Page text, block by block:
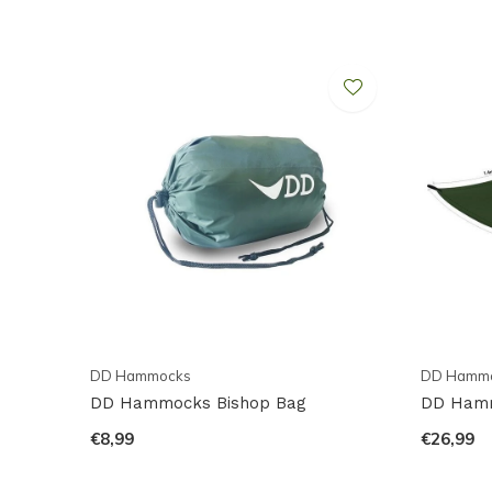
maakt het mogelijk om in een oogopslag te kunnen
vervolgens wordt vastgezet met de daarvoor
geleverd met draagriem.
De mogelijkheden voor het gebruik zijn eindeloos.
extreme omstandigheden.
1x Dry Bag 5 liter
1x draagriem
DD Hammocks
DD Hammocks Bishop Bag
€8,99
DD
DD
€26,99